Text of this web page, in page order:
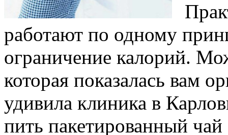
работают по одному
ограничение калорий.
которая показалась вам
удивила клиника в
пить пакетированный